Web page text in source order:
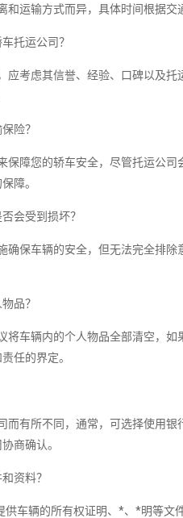
运输方式而异，具体时间根据交
托运公司？
考虑其信誉、经验、口碑以及托
险？
障您的轿车安全，尽管托运公司
障。
会受到损坏？
保车辆的安全，但无法完全排除
品？
车辆内的个人物品全部清空，如
任的界定。
有所不同，通常，可选择使用银
商确认。
资料？
车辆的所有权证明、*、*明等文